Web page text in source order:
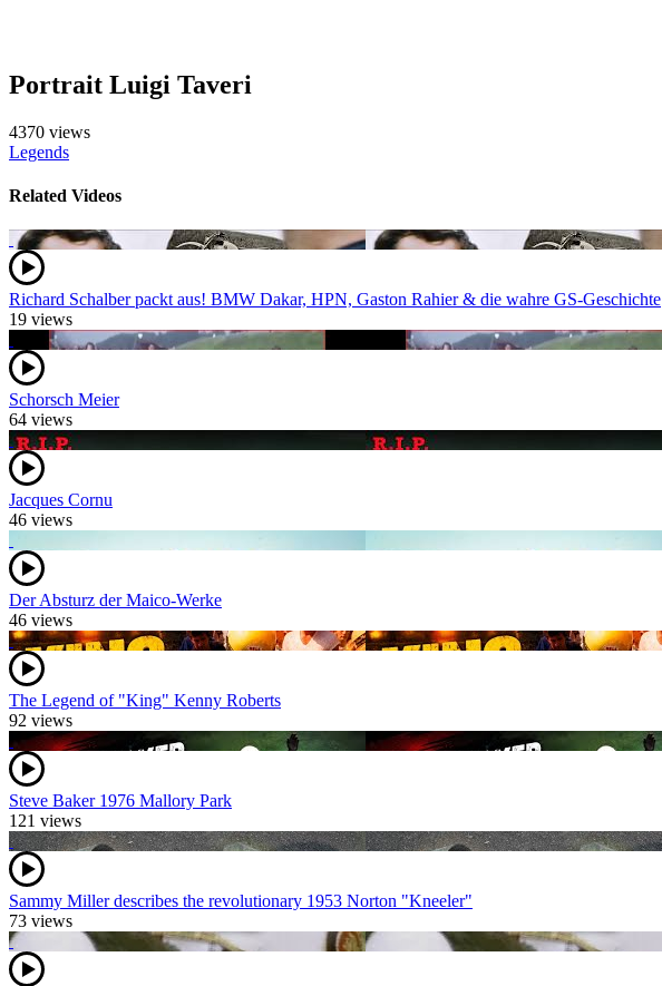
Portrait Luigi Taveri
4370 views
Legends
Related Videos
Richard Schalber packt aus! BMW Dakar, HPN, Gaston Rahier & die wahre GS-Geschichte
19 views
Schorsch Meier
64 views
Jacques Cornu
46 views
Der Absturz der Maico-Werke
46 views
The Legend of "King" Kenny Roberts
92 views
Steve Baker 1976 Mallory Park
121 views
Sammy Miller describes the revolutionary 1953 Norton "Kneeler"
73 views